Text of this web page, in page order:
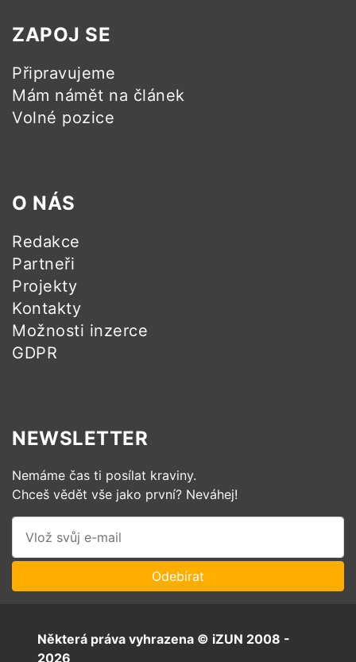
ZAPOJ SE
Připravujeme
Mám námět na článek
Volné pozice
O NÁS
Redakce
Partneři
Projekty
Kontakty
Možnosti inzerce
GDPR
NEWSLETTER
Nemáme čas ti posílat kraviny.
Chceš vědět vše jako první? Neváhej!
Některá práva vyhrazena © iZUN 2008 -
2026